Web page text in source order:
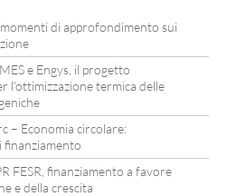
di approfondimento sui
e Engys, il progetto
l’ottimizzazione termica delle
– Economia circolare:
FESR, finanziamento a favore
e della crescita